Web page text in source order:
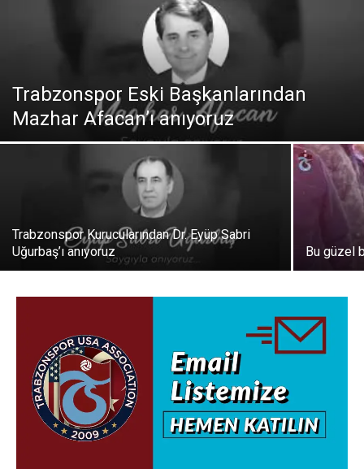
Trabzonspor Eski Başkanlarından
Mazhar Afacan’ı anıyoruz
Trabzonspor Kurucularından Dr. Eyüp Sabri
Uğurbaş’ı anıyoruz
Bu güzel